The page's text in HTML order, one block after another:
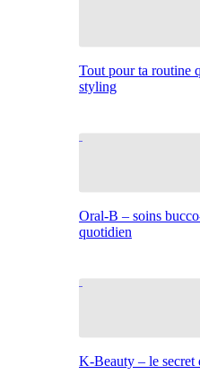
Tout pour ta routine
styling
Oral-B – soins
quotidien
K-Beauty – le secret